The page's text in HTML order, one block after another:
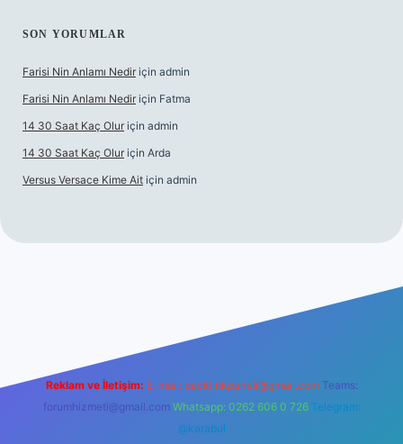
SON YORUMLAR
Farisi Nin Anlamı Nedir için admin
Farisi Nin Anlamı Nedir için Fatma
14 30 Saat Kaç Olur için admin
14 30 Saat Kaç Olur için Arda
Versus Versace Kime Ait için admin
Reklam ve İletişim: E-mail: backlinkpaneli@gmail.com Teams:
forumhizmeti@gmail.com Whatsapp: 0262 606 0 726 Telegram:
@karabul